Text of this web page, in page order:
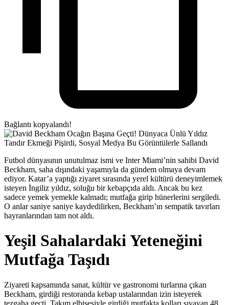
Bağlantı kopyalandı!
Futbol dünyasının unutulmaz ismi ve Inter Miami’nin sahibi David
Beckham, saha dışındaki yaşamıyla da gündem olmaya devam
ediyor. Katar’a yaptığı ziyaret sırasında yerel kültürü deneyimlemek
isteyen İngiliz yıldız, soluğu bir kebapçıda aldı. Ancak bu kez
sadece yemek yemekle kalmadı; mutfağa girip hünerlerini sergiledi.
O anlar saniye saniye kaydedilirken, Beckham’ın sempatik tavırları
hayranlarından tam not aldı.
Yeşil Sahalardaki Yeteneğini
Mutfağa Taşıdı
Ziyareti kapsamında sanat, kültür ve gastronomi turlarına çıkan
Beckham, girdiği restoranda kebap ustalarından izin isteyerek
tezgaha geçti. Takım elbisesiyle girdiği mutfakta kolları sıvayan 48